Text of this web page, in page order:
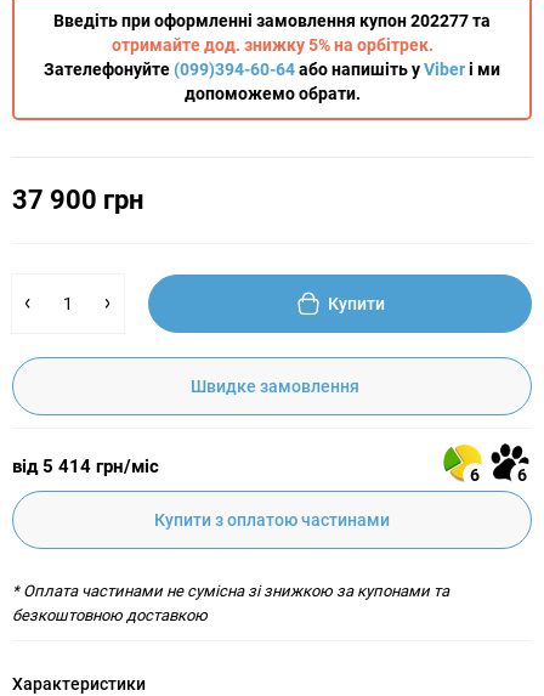
Введіть при оформленні замовлення купон 202277 та
отримайте дод. знижку 5% на орбітрек.
Зателефонуйте(099)394-60-64або напишіть уViberі ми
допоможемо обрати.
37 900 грн
Купити
Швидке замовлення
від 5 414 грн/міс 6 6
Купити з оплатою частинами
* Оплата частинами не сумісна зі знижкою за купонами та
безкоштовною доставкою
Характеристики